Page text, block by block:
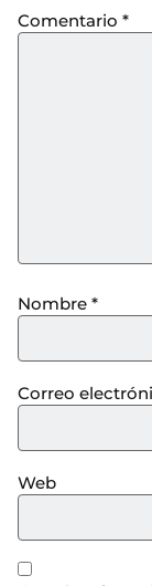
Comentario *
Nombre *
Correo
Web